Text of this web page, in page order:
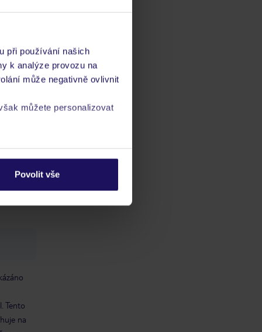
při používání našich
k analýze provozu na
může negativně ovlivnit
můžete personalizovat
zásadách ochrany
Povolit vše
v
Tento
na